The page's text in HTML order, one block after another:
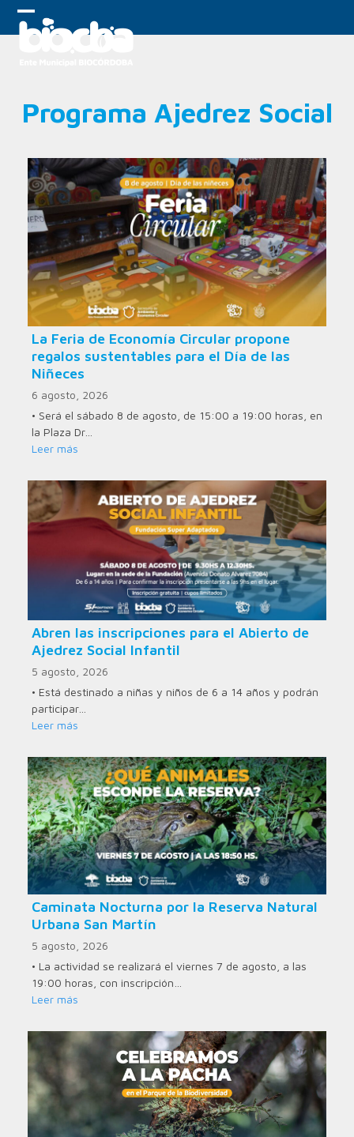
Skip
Open
Close
Programa Ajedrez Social
La Feria de Economía Circular propone
regalos sustentables para el Día de las
Niñeces
6 agosto, 2026
• Será el sábado 8 de agosto, de 15:00 a 19:00 horas, en
la Plaza Dr…
Leer más
Abren las inscripciones para el Abierto de
Ajedrez Social Infantil
5 agosto, 2026
• Está destinado a niñas y niños de 6 a 14 años y podrán
participar…
Leer más
Caminata Nocturna por la Reserva Natural
Urbana San Martín
5 agosto, 2026
• La actividad se realizará el viernes 7 de agosto, a las
19:00 horas, con inscripción…
Leer más